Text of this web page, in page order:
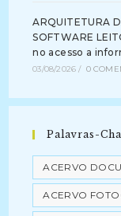
ARQUITETURA
SOFTWARE
no acesso a
03/08/2026 / 0
Palavras-
ACERVO
ACERVO